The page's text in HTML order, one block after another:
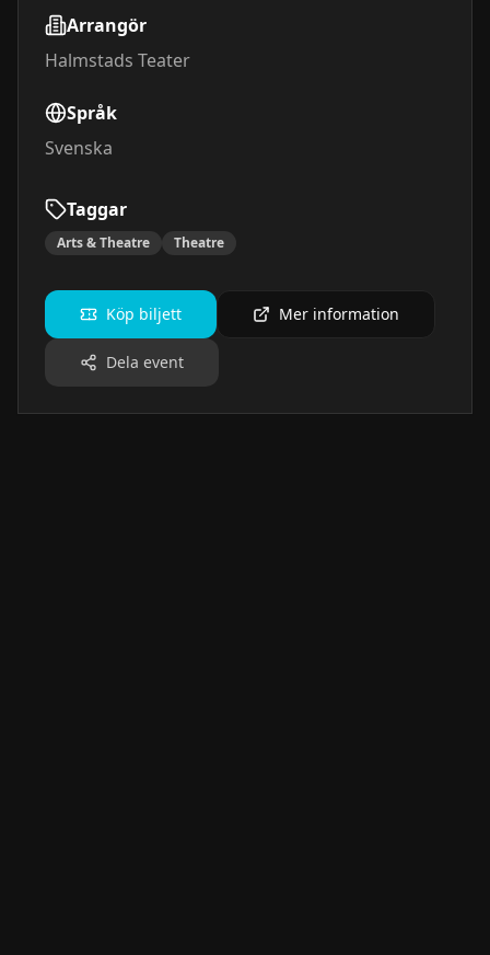
Arrangör
Halmstads Teater
Språk
Svenska
Taggar
Arts & Theatre Theatre
Köp biljett Mer information
Dela event